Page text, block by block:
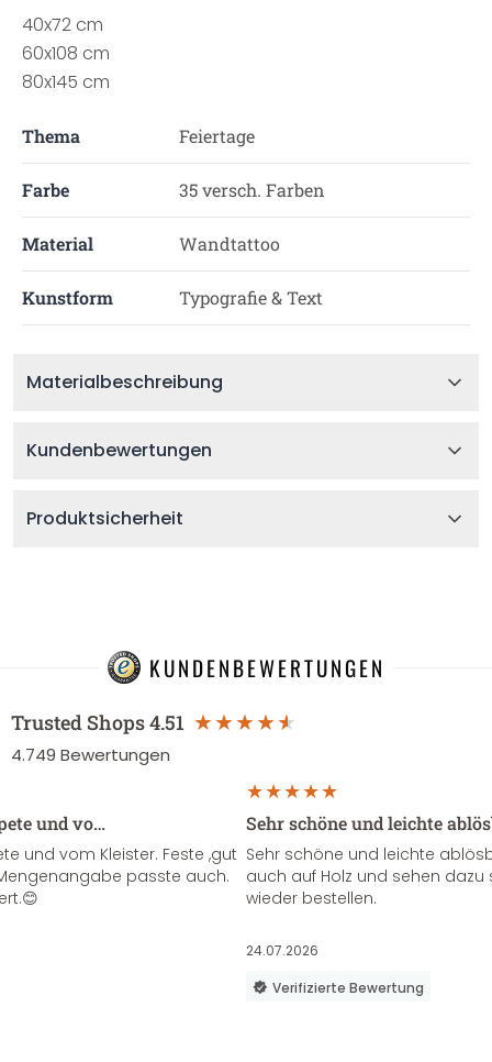
40x72 cm
60x108 cm
80x145 cm
Thema Feiertage
Farbe 35 versch. Farben
Material Wandtattoo
Kunstform Typografie & Text
Materialbeschreibung
Kundenbewertungen
Produktsicherheit
KUNDENBEWERTUNGEN
Trusted Shops4.51
4.749 Bewertungen
und vo…
und vom Kleister. Feste ,gut
passte auch.
Sehr schöne und leichte
Sehr schöne und leichte
auch auf Holz und sehen
wieder bestellen.
24.07.2026
Verifizierte Bewertung